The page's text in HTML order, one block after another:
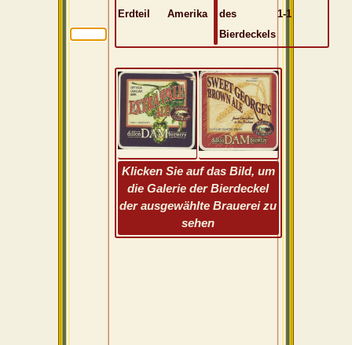
Erdteil Amerika
des
Bierdeckels
1-1
Klicken Sie auf das Bild, um
die Galerie der Bierdeckel
der ausgewählte Brauerei zu
sehen